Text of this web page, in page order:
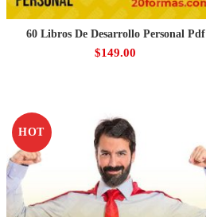
60 Libros De Desarrollo Personal Pdf
$149.00
HOT